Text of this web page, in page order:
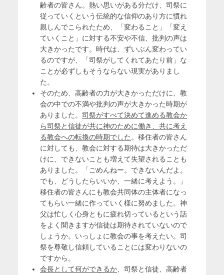
齢者の皆さん。熱い思いがある分だけ、司祭に
従っていくという伝統的な信仰のあり方に慣れ
親しんでこられたため、「変わること」「変え
ていくこと」に対する不安や不信、批判の声は
大きかったです。時代は、ずいぶん変わってい
るのですが、「司祭がしてくれてあたり前」な
ことが必ずしもそうならない現実がありまし
た。
そのため、高齢者の力が大きかっただけに、教
会の中での不満や批判の声が大きかった時期が
ありました。 司祭がすべて決めて進める教会か
ら司祭と信徒が共に神のために働き、共に考え
る教会への転換の時期でした 。移住者の皆さん
に対しても、教会に対する期待は大きかっただ
けに、できないことも増えて失望されることも
ありました。「ごめんねー。できないんだよ。
でも、どうしたらいいか、一緒に考えよう。」
移住者の皆さんにも教会共同体の主体者になっ
てもらい一緒に作っていく様に努めました。神
父は忙しく心身ともに疲れ切っているという話
をよく聞きますが信徒は期待されていないので
しょうか。いっしょに教会の事を考えたい。司
祭を尊敬し信頼していることには変わりないの
ですから。
会長として何ができるか 、司祭と信徒、高齢者